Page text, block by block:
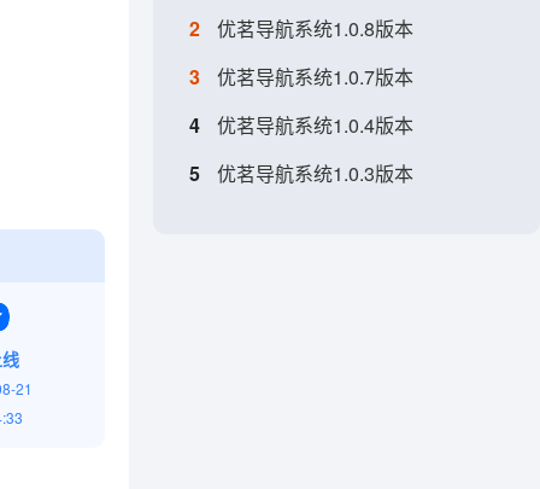
21
2
优茗导航系统1.0.8版本
3
优茗导航系统1.0.7版本
4
优茗导航系统1.0.4版本
5
优茗导航系统1.0.3版本